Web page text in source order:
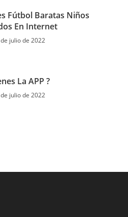
Fútbol Baratas Niños
En Internet
julio de 2022
La APP ?
julio de 2022